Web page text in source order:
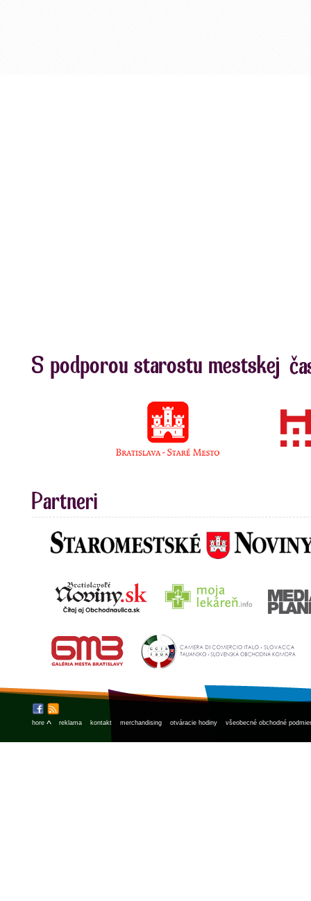
hore ^ reklama kontakt merchandising otváracie hodiny všeobecné obchodné